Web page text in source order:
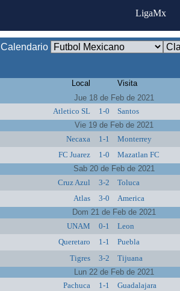
LigaMx
Calendario
Local Visita
Jue 18 de Feb de 2021
Atletico SL
1-0 Santos
Vie 19 de Feb de 2021
Necaxa
1-1 Monterrey
FC Juarez
1-0 Mazatlan FC
Sab 20 de Feb de 2021
Cruz Azul
3-2 Toluca
Atlas
3-0 America
Dom 21 de Feb de 2021
UNAM
0-1 Leon
Queretaro
1-1 Puebla
Tigres
3-2 Tijuana
Lun 22 de Feb de 2021
Pachuca
1-1 Guadalajara